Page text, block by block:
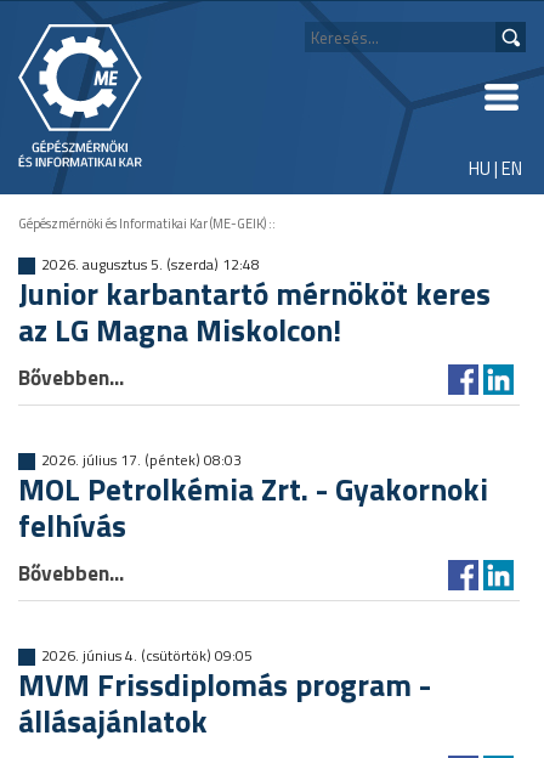
HU|EN
Gépészmérnöki és Informatikai Kar (ME-GEIK)::
2026. augusztus 5. (szerda) 12:48
Junior karbantartó mérnököt keres
az LG Magna Miskolcon!
Bővebben...
2026. július 17. (péntek) 08:03
MOL Petrolkémia Zrt. - Gyakornoki
felhívás
Bővebben...
2026. június 4. (csütörtök) 09:05
MVM Frissdiplomás program -
állásajánlatok